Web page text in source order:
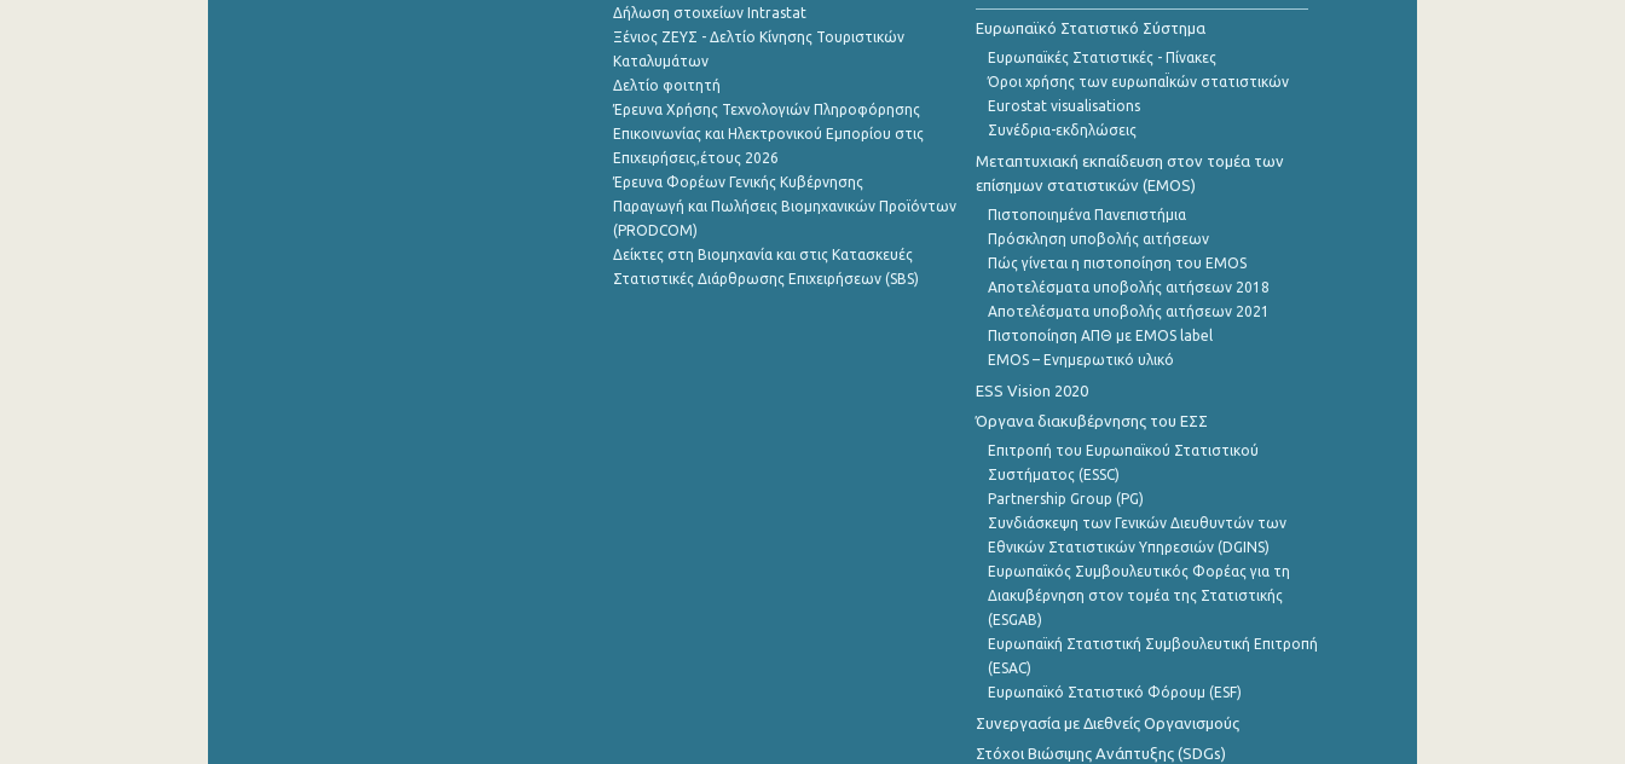
Δήλωση στοιχείων Intrastat
Ξένιος ΖΕΥΣ - Δελτίο Κίνησης Τουριστικών
Καταλυμάτων
Δελτίο φοιτητή
Έρευνα Χρήσης Τεχνολογιών Πληροφόρησης
Επικοινωνίας και Ηλεκτρονικού Εμπορίου στις
Επιχειρήσεις,έτους 2026
Έρευνα Φορέων Γενικής Κυβέρνησης
Παραγωγή και Πωλήσεις Βιομηχανικών Προϊόντων
(PRODCOM)
Δείκτες στη Βιομηχανία και στις Κατασκευές
Στατιστικές Διάρθρωσης Επιχειρήσεων (SBS)
Ευρωπαϊκό Στατιστικό Σύστημα
Ευρωπαϊκές Στατιστικές - Πίνακες
Όροι χρήσης των ευρωπαΪκών στατιστικών
Eurostat visualisations
Συνέδρια-εκδηλώσεις
Μεταπτυχιακή εκπαίδευση στον τομέα των
επίσημων στατιστικών (EMOS)
Πιστοποιημένα Πανεπιστήμια
Πρόσκληση υποβολής αιτήσεων
Πώς γίνεται η πιστοποίηση του EMOS
Αποτελέσματα υποβολής αιτήσεων 2018
Αποτελέσματα υποβολής αιτήσεων 2021
Πιστοποίηση ΑΠΘ με EMOS label
EMOS – Ενημερωτικό υλικό
ESS Vision 2020
Όργανα διακυβέρνησης του ΕΣΣ
Επιτροπή του Ευρωπαϊκού Στατιστικού
Συστήματος (ESSC)
Partnership Group (PG)
Συνδιάσκεψη των Γενικών Διευθυντών των
Εθνικών Στατιστικών Υπηρεσιών (DGINS)
Ευρωπαϊκός Συμβουλευτικός Φορέας για τη
Διακυβέρνηση στον τομέα της Στατιστικής
(ESGAB)
Ευρωπαϊκή Στατιστική Συμβουλευτική Επιτροπή
(ESAC)
Ευρωπαϊκό Στατιστικό Φόρουμ (ESF)
Συνεργασία με Διεθνείς Οργανισμούς
Στόχοι Βιώσιμης Ανάπτυξης (SDGs)